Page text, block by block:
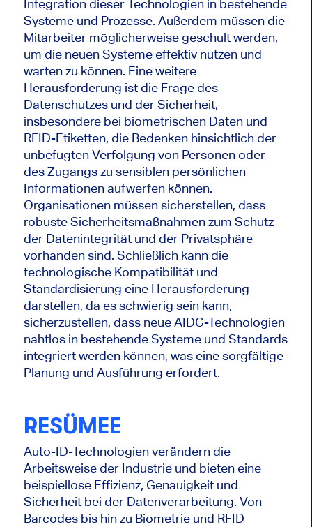
Integration dieser Technologien in bestehende
Systeme und Prozesse. Außerdem müssen die
Mitarbeiter möglicherweise geschult werden,
um die neuen Systeme effektiv nutzen und
warten zu können. Eine weitere
Herausforderung ist die Frage des
Datenschutzes und der Sicherheit,
insbesondere bei biometrischen Daten und
RFID-Etiketten, die Bedenken hinsichtlich der
unbefugten Verfolgung von Personen oder
des Zugangs zu sensiblen persönlichen
Informationen aufwerfen können.
Organisationen müssen sicherstellen, dass
robuste Sicherheitsmaßnahmen zum Schutz
der Datenintegrität und der Privatsphäre
vorhanden sind. Schließlich kann die
technologische Kompatibilität und
Standardisierung eine Herausforderung
darstellen, da es schwierig sein kann,
sicherzustellen, dass neue AIDC-Technologien
nahtlos in bestehende Systeme und Standards
integriert werden können, was eine sorgfältige
Planung und Ausführung erfordert.
RESÜMEE
Auto-ID-Technologien verändern die
Arbeitsweise der Industrie und bieten eine
beispiellose Effizienz, Genauigkeit und
Sicherheit bei der Datenverarbeitung. Von
Barcodes bis hin zu Biometrie und RFID